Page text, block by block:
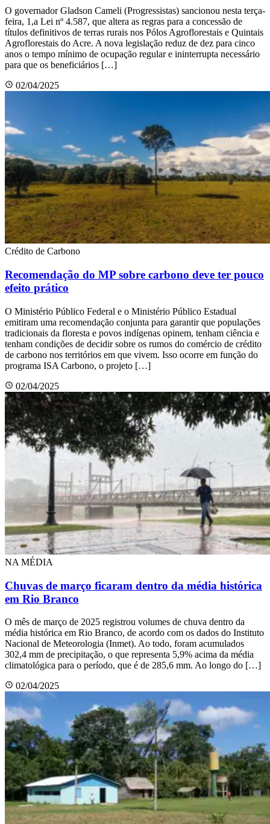
O governador Gladson Cameli (Progressistas) sancionou nesta terça-
feira, 1,a Lei nº 4.587, que altera as regras para a concessão de
títulos definitivos de terras rurais nos Pólos Agroflorestais e Quintais
Agroflorestais do Acre. A nova legislação reduz de dez para cinco
anos o tempo mínimo de ocupação regular e ininterrupta necessário
para que os beneficiários […]
02/04/2025
Crédito de Carbono
Recomendação do MP sobre carbono deve ter pouco
efeito prático
O Ministério Público Federal e o Ministério Público Estadual
emitiram uma recomendação conjunta para garantir que populações
tradicionais da floresta e povos indígenas opinem, tenham ciência e
tenham condições de decidir sobre os rumos do comércio de crédito
de carbono nos territórios em que vivem. Isso ocorre em função do
programa ISA Carbono, o projeto […]
02/04/2025
NA MÉDIA
Chuvas de março ficaram dentro da média histórica
em Rio Branco
O mês de março de 2025 registrou volumes de chuva dentro da
média histórica em Rio Branco, de acordo com os dados do Instituto
Nacional de Meteorologia (Inmet). Ao todo, foram acumulados
302,4 mm de precipitação, o que representa 5,9% acima da média
climatológica para o período, que é de 285,6 mm. Ao longo do […]
02/04/2025